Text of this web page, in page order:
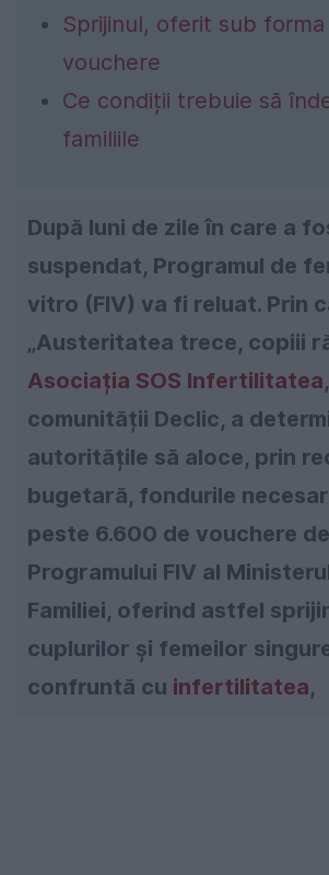
Sprijinul, oferit sub
vouchere
Ce condiții trebuie să
familiile
După luni de zile în care a
suspendat, Programul de
vitro (FIV) va fi reluat. Prin
„Austeritatea trece, copiii
Asociația SOS Infertilitatea
comunității Declic, a
autoritățile să aloce, prin
bugetară, fondurile
peste 6.600 de vouchere
Programului FIV al
Familiei, oferind astfel
cuplurilor și femeilor
confruntă cu infertilitatea,